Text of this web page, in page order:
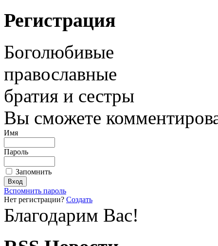
Регистрация
Боголюбивые
православные
братия и сестры
Вы сможете
Имя
Пароль
Запомнить
Вспомнить пароль
Нет регистрации? Создать
Благодарим Вас!